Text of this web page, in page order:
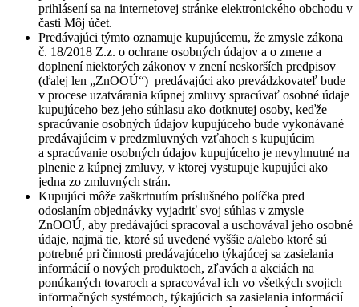
prihlásení sa na internetovej stránke elektronického obchodu v
časti Môj účet.
Predávajúci týmto oznamuje kupujúcemu, že zmysle zákona
č. 18/2018 Z.z. o ochrane osobných údajov a o zmene a
doplnení niektorých zákonov v znení neskorších predpisov
(ďalej len „ZnOOÚ“) predávajúci ako prevádzkovateľ bude
v procese uzatvárania kúpnej zmluvy spracúvať osobné údaje
kupujúceho bez jeho súhlasu ako dotknutej osoby, keďže
spracúvanie osobných údajov kupujúceho bude vykonávané
predávajúcim v predzmluvných vzťahoch s kupujúcim
a spracúvanie osobných údajov kupujúceho je nevyhnutné na
plnenie z kúpnej zmluvy, v ktorej vystupuje kupujúci ako
jedna zo zmluvných strán.
Kupujúci môže zaškrtnutím príslušného políčka pred
odoslaním objednávky vyjadriť svoj súhlas v zmysle
ZnOOÚ, aby predávajúci spracoval a uschovával jeho osobné
údaje, najmä tie, ktoré sú uvedené vyššie a/alebo ktoré sú
potrebné pri činnosti predávajúceho týkajúcej sa zasielania
informácií o nových produktoch, zľavách a akciách na
ponúkaných tovaroch a spracovával ich vo všetkých svojich
informačných systémoch, týkajúcich sa zasielania informácií